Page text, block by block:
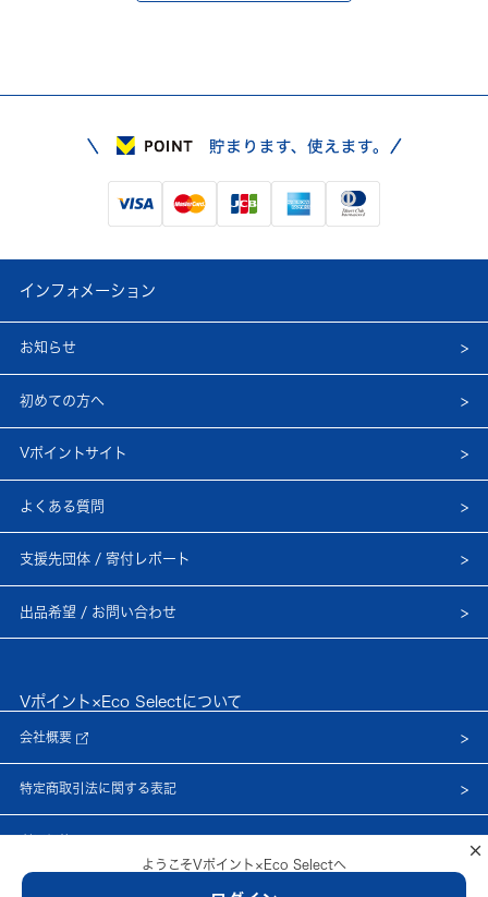
×
ようこそVポイント×Eco Selectへ
インフォメーション
お知らせ
初めての方へ
Vポイントサイト
よくある質問
支援先団体 / 寄付レポート
出品希望 / お問い合わせ
Vポイント×Eco Selectについて
会社概要
特定商取引法に関する表記